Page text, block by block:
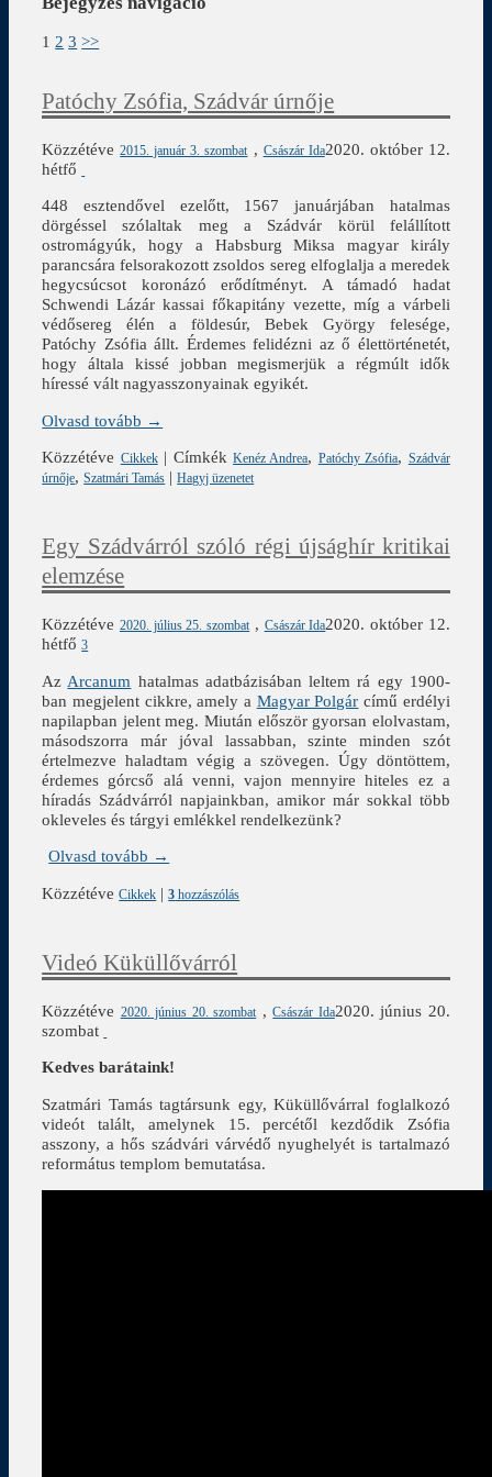
1 2 3 >>
Patóchy Zsófia, Szádvár úrnője
Közzétéve2015. január 3. szombat , Császár Ida2020. október 12.
hétfő
448 esztendővel ezelőtt, 1567 januárjában hatalmas
dörgéssel szólaltak meg a Szádvár körül felállított
ostromágyúk, hogy a Habsburg Miksa magyar király
parancsára felsorakozott zsoldos sereg elfoglalja a meredek
hegycsúcsot koronázó erődítményt. A támadó hadat
Schwendi Lázár kassai főkapitány vezette, míg a várbeli
védősereg élén a földesúr, Bebek György felesége,
Patóchy Zsófia állt. Érdemes felidézni az ő élettörténetét,
hogy általa kissé jobban megismerjük a régmúlt idők
híressé vált nagyasszonyainak egyikét.
Olvasd tovább →
Közzétéve Cikkek| Címkék Kenéz Andrea, Patóchy Zsófia, Szádvár
úrnője,Szatmári Tamás |Hagyj üzenetet
Egy Szádvárról szóló régi újsághír kritikai
elemzése
Közzétéve 2020. július 25. szombat , Császár Ida2020. október 12.
hétfő 3
Az Arcanum hatalmas adatbázisában leltem rá egy 1900-
ban megjelent cikkre, amely a Magyar Polgár című erdélyi
napilapban jelent meg. Miután először gyorsan elolvastam,
másodszorra már jóval lassabban, szinte minden szót
értelmezve haladtam végig a szövegen. Úgy döntöttem,
érdemes górcső alá venni, vajon mennyire hiteles ez a
híradás Szádvárról napjainkban, amikor már sokkal több
okleveles és tárgyi emlékkel rendelkezünk?
Olvasd tovább →
Közzétéve Cikkek |3 hozzászólás
Videó Küküllővárról
Közzétéve 2020. június 20. szombat ,Császár Ida2020. június 20.
szombat
Kedves barátaink!
Szatmári Tamás tagtársunk egy, Küküllővárral foglalkozó
videót talált, amelynek 15. percétől kezdődik Zsófia
asszony, a hős szádvári várvédő nyughelyét is tartalmazó
református templom bemutatása.